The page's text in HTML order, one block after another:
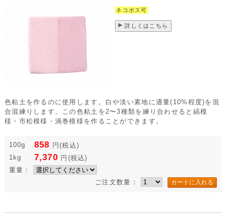
ネコポス可
詳しくはこちら
色粘土を作るのに使用します。白や淡い素地に適量(10%程度)を混
合混練りします。この色粘土を2〜3種類を練り合わせると縞模
様・市松模様・渦巻模様を作ることができます。
100g 858 円 (税込)
1kg
7,370 円 (税込)
重量：
ご注文数量：